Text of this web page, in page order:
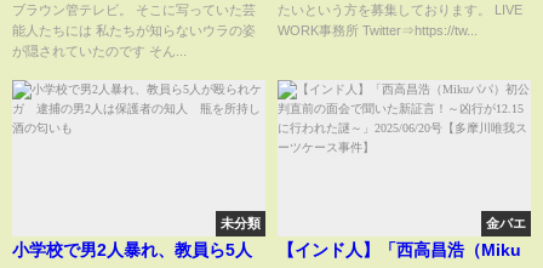
前に集結するカメラ過去の交際
相手の逮捕歴まで発覚した現
女優の末路に言葉を失う！
ブラウン管テレビ。 そこに写っていた芸
能人たちには 私たちが知らないウラの姿
が隠されていたのです そん...
たいという方を募集しております。 LIVE
WORK事務所 Twitter⇒https://tw...
未分類
小学校で男2人暴れ、教員ら5人
金バエ
【インド人】「西高昌浩（Miku